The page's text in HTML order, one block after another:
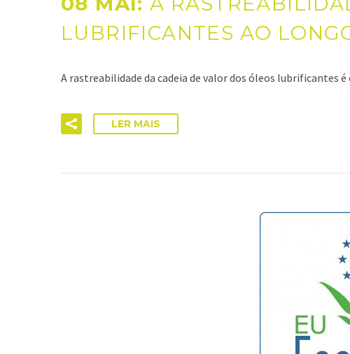
LUBRIFICANTES AO
A rastreabilidade da cadeia de valor dos óleos lubrificantes
LER MAIS